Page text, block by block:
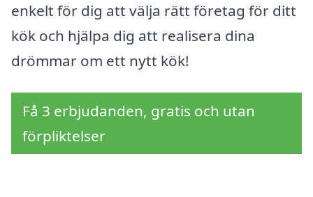
enkelt för dig att välja rätt företag för ditt
kök och hjälpa dig att realisera dina
drömmar om ett nytt kök!
Få 3 erbjudanden, gratis och utan
förpliktelser